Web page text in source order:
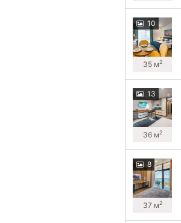
10
35 м2
13
36 м2
8
37 м2